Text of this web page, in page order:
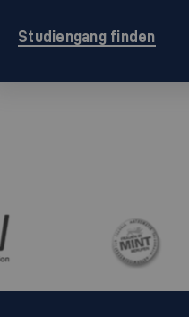
Studiengang finden